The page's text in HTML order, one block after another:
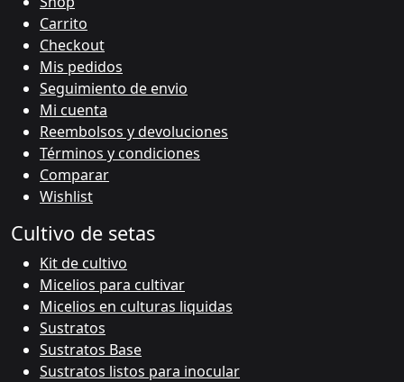
Carrito
Checkout
Mis pedidos
Seguimiento de envio
Mi cuenta
Reembolsos y devoluciones
Términos y condiciones
Comparar
Wishlist
Cultivo de setas
Kit de cultivo
Micelios para cultivar
Micelios en culturas liquidas
Sustratos
Sustratos Base
Sustratos listos para inocular